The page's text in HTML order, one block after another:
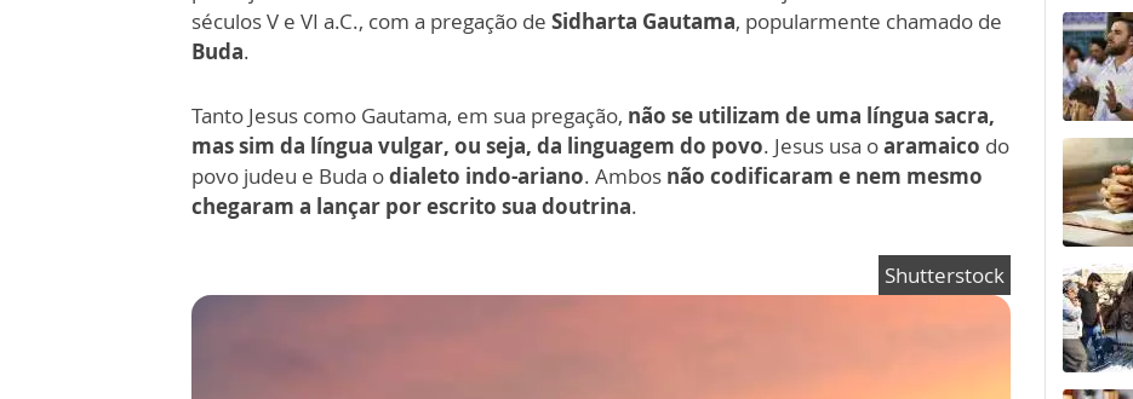
séculos V e VI a.C., com a pregação de Sidharta Gautama, popularmente chamado de
Buda.
Tanto Jesus como Gautama, em sua pregação, não se utilizam de uma língua sacra,
mas sim da língua vulgar, ou seja, da linguagem do povo. Jesus usa oaramaico do
povo judeu e Buda odialeto indo-ariano. Ambos não codificaram e nem mesmo
chegaram a lançar por escrito sua doutrina.
Shutterstock